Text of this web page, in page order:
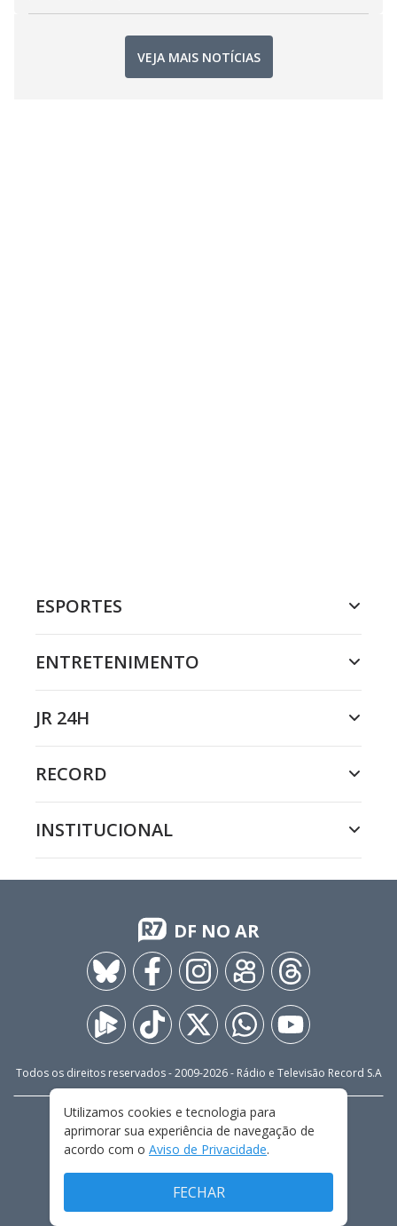
VEJA MAIS NOTÍCIAS
ESPORTES
ENTRETENIMENTO
JR 24H
RECORD
INSTITUCIONAL
DF NO AR
Todos os direitos reservados - 2009-2026- Rádio e Televisão Record S.A
FALE CONOSCO
PRIVACIDADE
TERMOS E CONDIÇÕES DE USO
Utilizamos cookies e tecnologia para
aprimorar sua experiência de navegação de
acordo com o Aviso de Privacidade.
FECHAR